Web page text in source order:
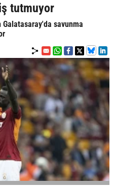
tutmuyor
Galatasaray'da savunma